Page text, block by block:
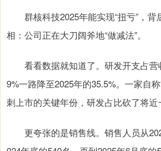
群核科技2025年能实现“扭亏”，背
相：公司正在大刀阔斧地“做减法”。
看看数据就知道了。研发开支占营
9%一路降至2025年的35.5%。一家自
刺上市的关键年份，研发占比砍了将近
更夸张的是销售线。销售人员从